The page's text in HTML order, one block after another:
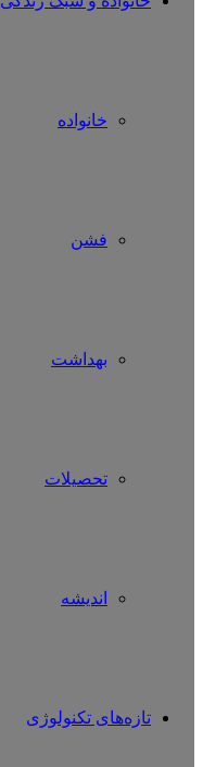
خانواده
فشن
بهداشت
تحصیلات
اندیشه
تازه‌های تکنولوژی